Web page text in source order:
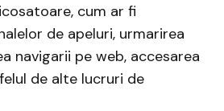
cum ar fi
de apeluri, urmarirea
navigarii pe web, accesarea
de alte lucruri de